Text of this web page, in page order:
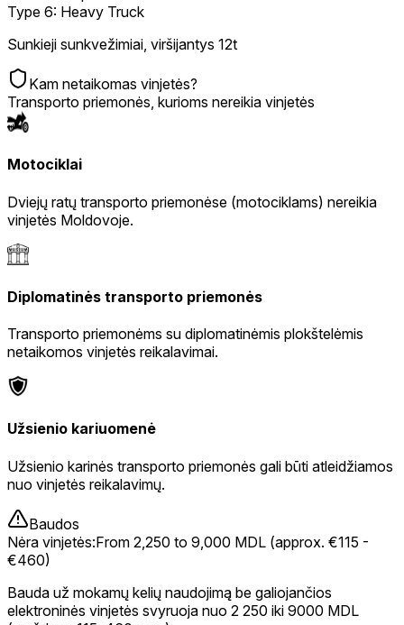
Type 6: Heavy Truck
Sunkieji sunkvežimiai, viršijantys 12t
Kam netaikomas vinjetės?
Transporto priemonės, kurioms nereikia vinjetės
Motociklai
Dviejų ratų transporto priemonėse (motociklams) nereikia
vinjetės Moldovoje.
Diplomatinės transporto priemonės
Transporto priemonėms su diplomatinėmis plokštelėmis
netaikomos vinjetės reikalavimai.
Užsienio kariuomenė
Užsienio karinės transporto priemonės gali būti atleidžiamos
nuo vinjetės reikalavimų.
Baudos
Nėra vinjetės:From 2,250 to 9,000 MDL (approx. €115 -
€460)
Bauda už mokamų kelių naudojimą be galiojančios
elektroninės vinjetės svyruoja nuo 2 250 iki 9000 MDL